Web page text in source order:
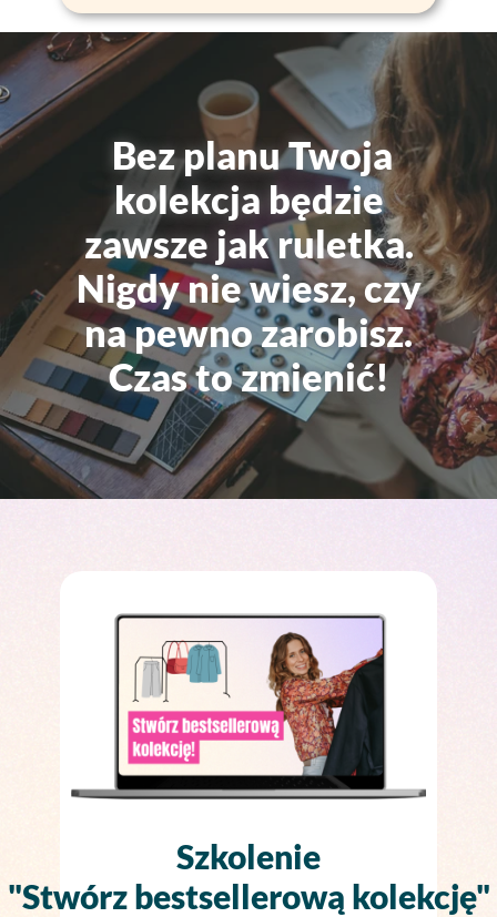
Bez planu Twoja
kolekcja będzie
zawsze jak ruletka.
Nigdy nie wiesz, czy
na pewno zarobisz.
Czas to zmienić!
Szkolenie
"Stwórz bestsellerową kolekcję"